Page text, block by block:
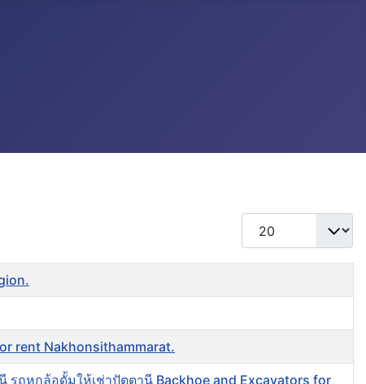
แสดง #
rent Nakhonsithammarat.
รถหกล้อดั้มให้เช่าปัตตานี Backhoe and Excavators for